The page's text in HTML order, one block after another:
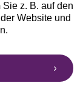
z. B. auf den
Website und